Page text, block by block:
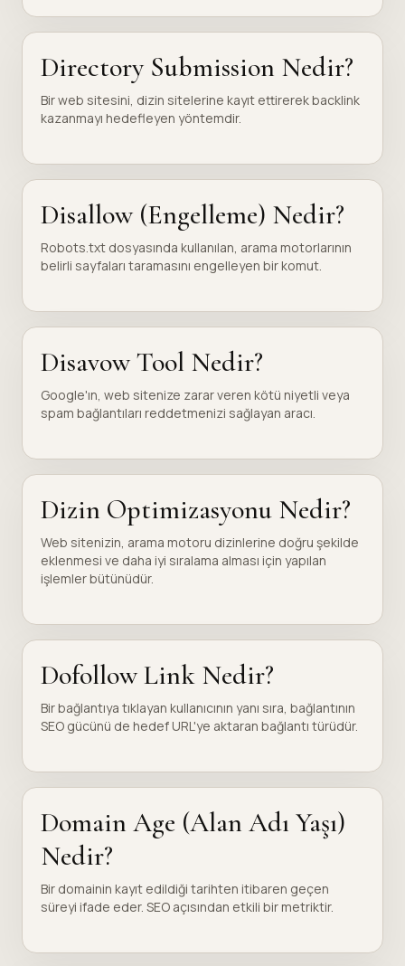
Directory Submission Nedir?
Bir web sitesini, dizin sitelerine kayıt ettirerek backlink
kazanmayı hedefleyen yöntemdir.
Disallow (Engelleme) Nedir?
Robots.txt dosyasında kullanılan, arama motorlarının
belirli sayfaları taramasını engelleyen bir komut.
Disavow Tool Nedir?
Google'ın, web sitenize zarar veren kötü niyetli veya
spam bağlantıları reddetmenizi sağlayan aracı.
Dizin Optimizasyonu Nedir?
Web sitenizin, arama motoru dizinlerine doğru şekilde
eklenmesi ve daha iyi sıralama alması için yapılan
işlemler bütünüdür.
Dofollow Link Nedir?
Bir bağlantıya tıklayan kullanıcının yanı sıra, bağlantının
SEO gücünü de hedef URL'ye aktaran bağlantı türüdür.
Domain Age (Alan Adı Yaşı)
Nedir?
Bir domainin kayıt edildiği tarihten itibaren geçen
süreyi ifade eder. SEO açısından etkili bir metriktir.